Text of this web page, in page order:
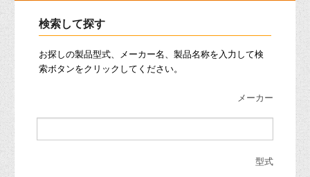
検索して探す
お探しの製品型式、メーカー名、製品名称を入力して検
索ボタンをクリックしてください。
メーカー
型式